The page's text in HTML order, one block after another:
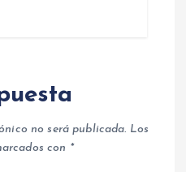
no será publicada. Los
con *